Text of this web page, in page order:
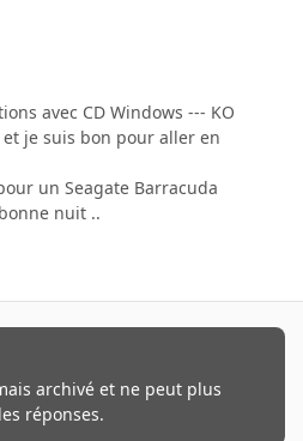
avec CD Windows --- KO
je suis bon pour aller en
un Seagate Barracuda
nuit ..
archivé et ne peut plus
réponses.